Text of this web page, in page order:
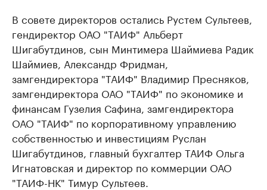
В совете директоров остались Рустем Сультеев,
гендиректор ОАО "ТАИФ" Альберт
Шигабутдинов, сын Минтимера Шаймиева Радик
Шаймиев, Александр Фридман,
замгендиректора "ТАИФ" Владимир Пресняков,
замгендиректора ОАО "ТАИФ" по экономике и
финансам Гузелия Сафина, замгендиректора
ОАО "ТАИФ" по корпоративному управлению
собственностью и инвестициям Руслан
Шигабутдинов, главный бухгалтер ТАИФ Ольга
Игнатовская и директор по коммерции ОАО
"ТАИФ-НК" Тимур Сультеев.